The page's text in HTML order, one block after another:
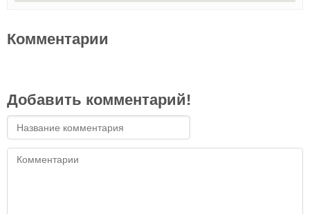
Комментарии
Добавить комментарий!